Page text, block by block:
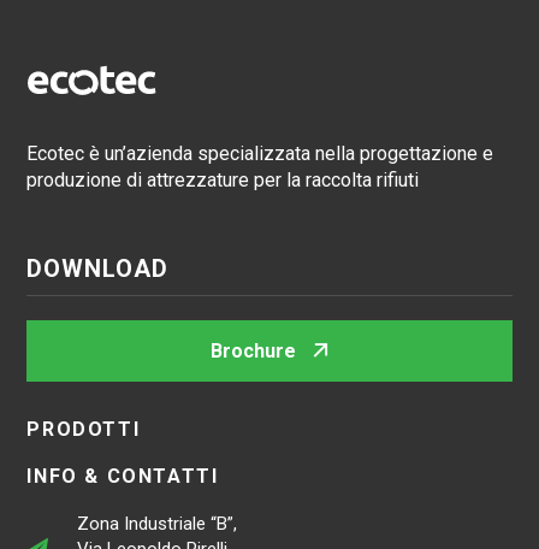
Ecotec è un’azienda specializzata nella progettazione e
produzione di attrezzature per la raccolta rifiuti
DOWNLOAD
Brochure
PRODOTTI
INFO & CONTATTI
Zona Industriale “B”,